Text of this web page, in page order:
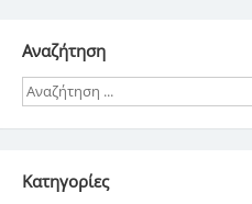
Αναζήτηση
Kατηγορίες